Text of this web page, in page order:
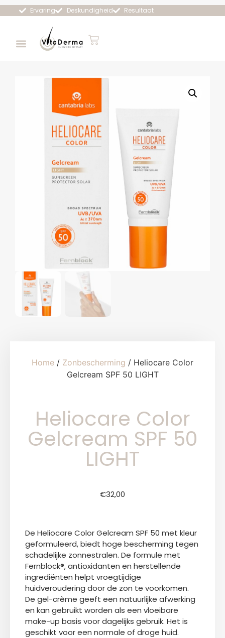
Ervaring Deskundigheid Resultaat
Home / Zonbescherming / Heliocare Color
Gelcream SPF 50 LIGHT
Heliocare Color
Gelcream SPF 50
LIGHT
€32,00
De Heliocare Color Gelcream SPF 50 met kleur
geformuleerd, biedt hoge bescherming tegen
schadelijke zonnestralen. De formule met
Fernblock®, antioxidanten en herstellende
ingrediënten helpt vroegtijdige
huidveroudering door de zon te voorkomen.
De gel-crème geeft een natuurlijke afwerking
en kan gebruikt worden als een vloeibare
make-up basis voor dagelijks gebruik. Het is
geschikt voor een normale of droge huid.